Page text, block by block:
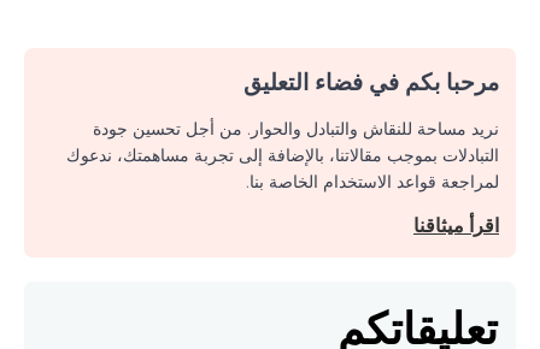
مرحبا بكم في فضاء التعليق
نريد مساحة للنقاش والتبادل والحوار. من أجل تحسين جودة
التبادلات بموجب مقالاتنا، بالإضافة إلى تجربة مساهمتك، ندعوك
لمراجعة قواعد الاستخدام الخاصة بنا.
اقرأ ميثاقنا
تعليقاتكم